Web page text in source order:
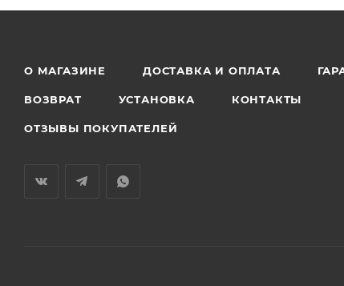
О МАГАЗИНЕ ДОСТАВКА И ОПЛАТА
ВОЗВРАТ УСТАНОВКА КОНТАКТЫ
ОТЗЫВЫ ПОКУПАТЕЛЕЙ